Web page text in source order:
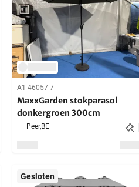
A1-46057-7
MaxxGarden stokparasol
donkergroen 300cm
Peer,BE
Gesloten